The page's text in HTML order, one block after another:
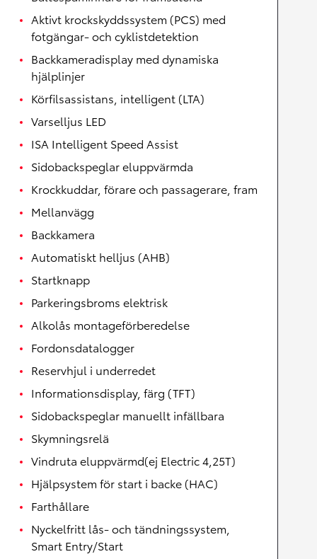
Aktivt krockskyddssystem (PCS) med
fotgängar- och cyklistdetektion
Backkameradisplay med dynamiska
hjälplinjer
Körfilsassistans, intelligent (LTA)
Varselljus LED
ISA Intelligent Speed Assist
Sidobackspeglar eluppvärmda
Krockkuddar, förare och passagerare, fram
Mellanvägg
Backkamera
Automatiskt helljus (AHB)
Startknapp
Parkeringsbroms elektrisk
Alkolås montageförberedelse
Fordonsdatalogger
Reservhjul i underredet
Informationsdisplay, färg (TFT)
Sidobackspeglar manuellt infällbara
Skymningsrelä
Vindruta eluppvärmd(ej Electric 4,25T)
Hjälpsystem för start i backe (HAC)
Farthållare
Nyckelfritt lås- och tändningssystem,
Smart Entry/Start